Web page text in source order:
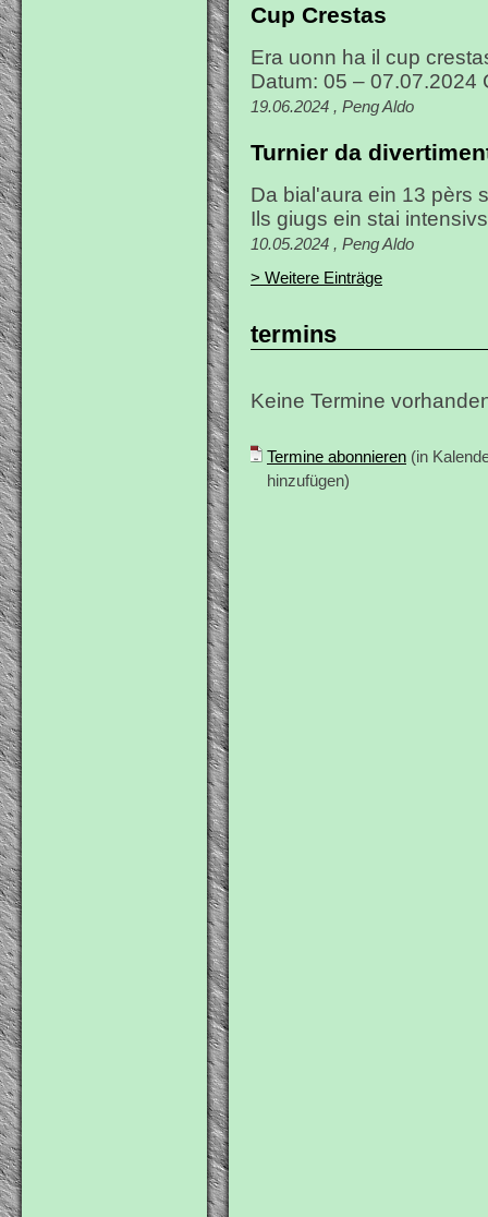
Cup Crestas
Era uonn ha il cup
Datum: 05 – 07.07.2024
19.06.2024 , Peng Aldo
Turnier da
Da bial'aura ein 13 pèrs
Ils giugs ein stai
10.05.2024 , Peng Aldo
> Weitere Einträge
termins
Keine Termine
Termine abonnieren (in
hinzufügen)